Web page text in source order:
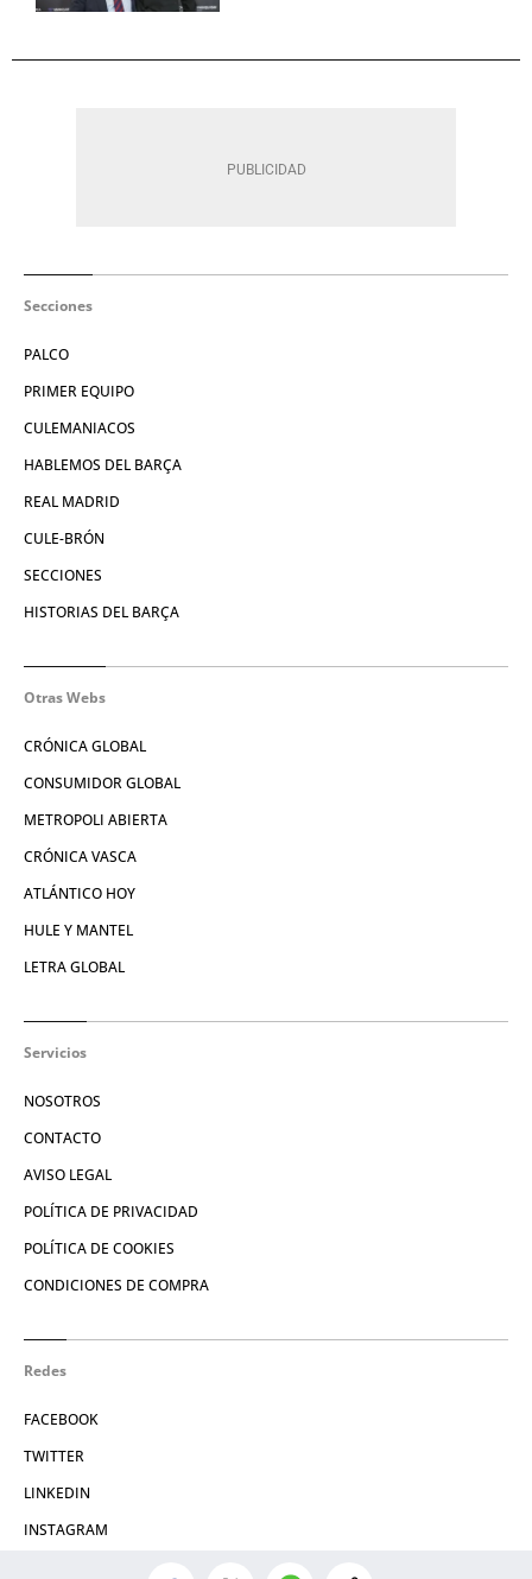
Secciones
PALCO
PRIMER EQUIPO
CULEMANIACOS
HABLEMOS DEL BARÇA
REAL MADRID
CULE-BRÓN
SECCIONES
HISTORIAS DEL BARÇA
Otras Webs
CRÓNICA GLOBAL
CONSUMIDOR GLOBAL
METROPOLI ABIERTA
CRÓNICA VASCA
ATLÁNTICO HOY
HULE Y MANTEL
LETRA GLOBAL
Servicios
NOSOTROS
CONTACTO
AVISO LEGAL
POLÍTICA DE PRIVACIDAD
POLÍTICA DE COOKIES
CONDICIONES DE COMPRA
Redes
FACEBOOK
TWITTER
LINKEDIN
INSTAGRAM